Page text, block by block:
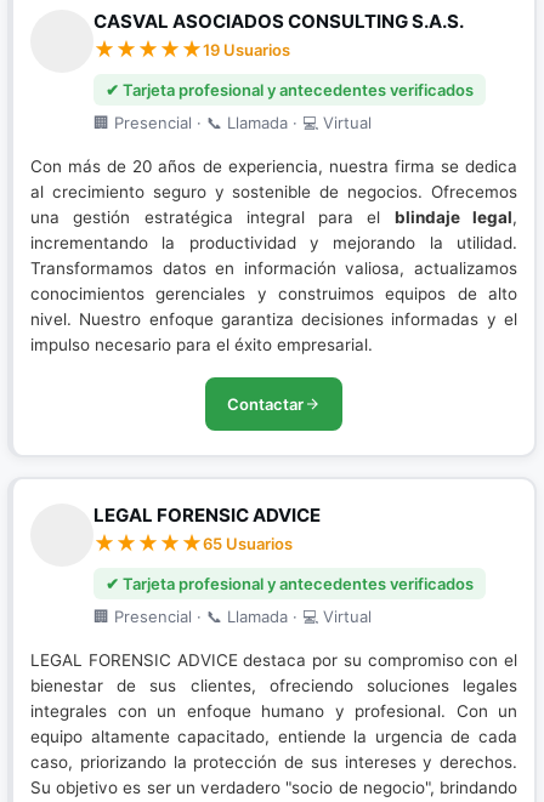
CASVAL ASOCIADOS CONSULTING S.A.S.
19 Usuarios
✔ Tarjeta profesional y antecedentes verificados
🏢 Presencial · 📞 Llamada · 💻 Virtual
Con más de 20 años de experiencia, nuestra firma se dedica
al crecimiento seguro y sostenible de negocios. Ofrecemos
una gestión estratégica integral para el blindaje legal,
incrementando la productividad y mejorando la utilidad.
Transformamos datos en información valiosa, actualizamos
conocimientos gerenciales y construimos equipos de alto
nivel. Nuestro enfoque garantiza decisiones informadas y el
impulso necesario para el éxito empresarial.
Contactar
LEGAL FORENSIC ADVICE
65 Usuarios
✔ Tarjeta profesional y antecedentes verificados
🏢 Presencial · 📞 Llamada · 💻 Virtual
LEGAL FORENSIC ADVICE destaca por su compromiso con el
bienestar de sus clientes, ofreciendo soluciones legales
integrales con un enfoque humano y profesional. Con un
equipo altamente capacitado, entiende la urgencia de cada
caso, priorizando la protección de sus intereses y derechos.
Su objetivo es ser un verdadero "socio de negocio", brindando